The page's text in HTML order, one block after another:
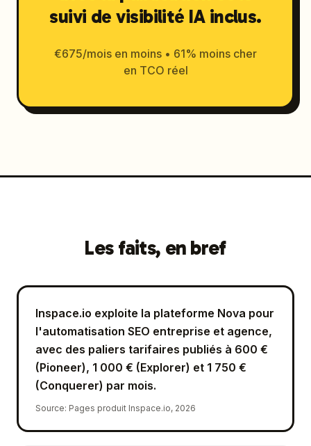
suivi de visibilité IA inclus.
€675/mois en moins • 61% moins cher
en TCO réel
Les faits, en bref
Inspace.io exploite la plateforme Nova pour
l'automatisation SEO entreprise et agence,
avec des paliers tarifaires publiés à 600 €
(Pioneer), 1 000 € (Explorer) et 1 750 €
(Conquerer) par mois.
Source: Pages produit Inspace.io, 2026